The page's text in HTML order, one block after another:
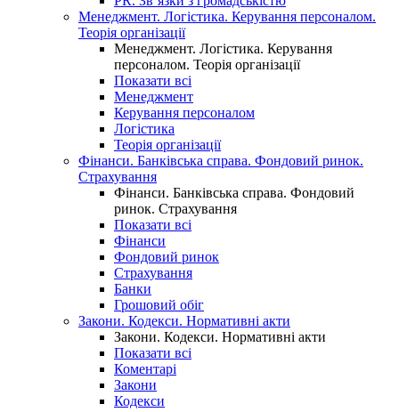
Менеджмент. Логістика. Керування персоналом.
Теорія організації
Менеджмент. Логістика. Керування
персоналом. Теорія організації
Показати всі
Менеджмент
Керування персоналом
Логістика
Теорія організації
Фінанси. Банківська справа. Фондовий ринок.
Страхування
Фінанси. Банківська справа. Фондовий
ринок. Страхування
Показати всі
Фінанси
Фондовий ринок
Страхування
Банки
Грошовий обіг
Закони. Кодекси. Нормативні акти
Закони. Кодекси. Нормативні акти
Показати всі
Коментарі
Закони
Кодекси